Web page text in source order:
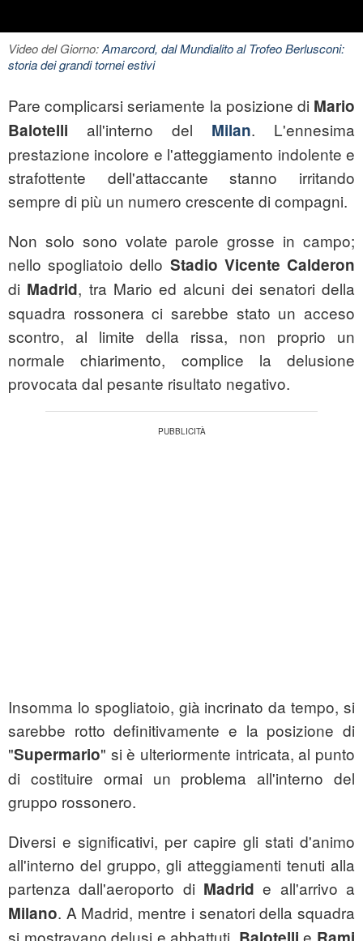
Video del Giorno:Amarcord, dal Mundialito al Trofeo Berlusconi:
storia dei grandi tornei estivi
Pare complicarsi seriamente la posizione di Mario
Balotelli all'interno del Milan. L'ennesima
prestazione incolore e l'atteggiamento indolente e
strafottente dell'attaccante stanno irritando
sempre di più un numero crescente di compagni.
Non solo sono volate parole grosse in campo;
nello spogliatoio dello Stadio Vicente Calderon
di Madrid, tra Mario ed alcuni dei senatori della
squadra rossonera ci sarebbe stato un acceso
scontro, al limite della rissa, non proprio un
normale chiarimento, complice la delusione
provocata dal pesante risultato negativo.
Insomma lo spogliatoio, già incrinato da tempo, si
sarebbe rotto definitivamente e la posizione di
"Supermario" si è ulteriormente intricata, al punto
di costituire ormai un problema all'interno del
gruppo rossonero.
Diversi e significativi, per capire gli stati d'animo
all'interno del gruppo, gli atteggiamenti tenuti alla
partenza dall'aeroporto di Madrid e all'arrivo a
Milano. A Madrid, mentre i senatori della squadra